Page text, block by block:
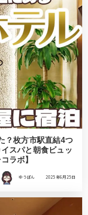
？枚方市駅直結4つ
スパと朝食ビュッ
ラボ】
ゆうぽん 2025年6月25日